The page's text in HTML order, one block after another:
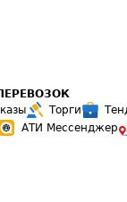
Торги
АТИ Мессенджер